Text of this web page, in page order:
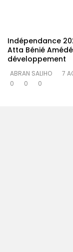
Indépendance
Atta Bénié
développement
ABRAN SALIHO
7
0
0 0